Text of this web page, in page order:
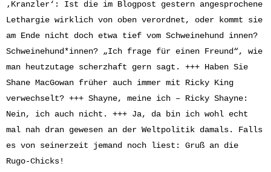
‚Kranzler‘: Ist die im Blogpost gestern angesprochene
Lethargie wirklich von oben verordnet, oder kommt sie
am Ende nicht doch etwa tief vom Schweinehund innen?
Schweinehund*innen? „Ich frage für einen Freund“, wie
man heutzutage scherzhaft gern sagt. +++ Haben Sie
Shane MacGowan früher auch immer mit Ricky King
verwechselt? +++ Shayne, meine ich – Ricky Shayne:
Nein, ich auch nicht. +++ Ja, da bin ich wohl echt
mal nah dran gewesen an der Weltpolitik damals. Falls
es von seinerzeit jemand noch liest: Gruß an die
Rugo-Chicks!